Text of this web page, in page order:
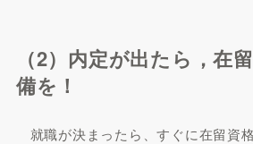
（2）内定が出たら，在
備を！
就職が決まったら、すぐに在留資